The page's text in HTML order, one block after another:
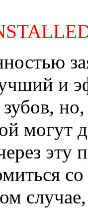
и
могут
эту